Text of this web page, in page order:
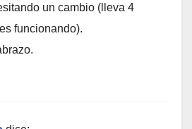
un cambio (lleva 4
funcionando).